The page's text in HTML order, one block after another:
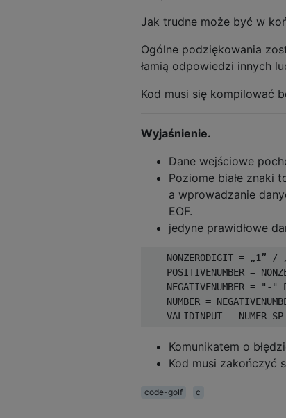
Jak trudne może być w
Ogólne podziękowania
łamią odpowiedzi innych
Kod musi się kompilować
Wyjaśnienie.
Dane wejściowe
Poziome białe znaki
a wprowadzanie
EOF.
jedyne prawidłowe
NONZERODIGIT = „1” /
POSITIVENUMBER =
NEGATIVENUMBER = "-"
NUMBER =
Komunikatem o
Kod musi zakończyć
code-golf c